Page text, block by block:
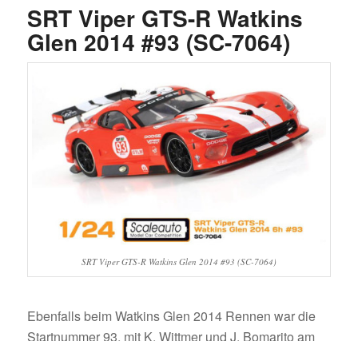
SRT Viper GTS-R Watkins
Glen 2014 #93 (SC-7064)
SRT Viper GTS-R Watkins Glen 2014 #93 (SC-7064)
Ebenfalls beim Watkins Glen 2014 Rennen war die
Startnummer 93, mit K. Wittmer und J. Bomarito am